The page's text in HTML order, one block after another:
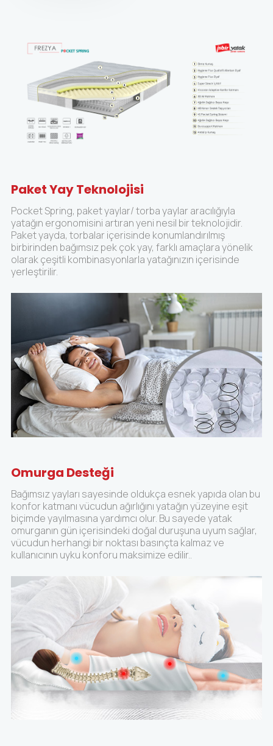
Paket Yay Teknolojisi
Pocket Spring, paket yaylar/ torba yaylar aracılığıyla
yatağın ergonomisini artıran yeni nesil bir teknolojidir.
Paket yayda, torbalar içerisinde konumlandırılmış
birbirinden bağımsız pek çok yay, farklı amaçlara yönelik
olarak çeşitli kombinasyonlarla yatağınızın içerisinde
yerleştirilir.
Omurga Desteği
Bağımsız yayları sayesinde oldukça esnek yapıda olan bu
konfor katmanı vücudun ağırlığını yatağın yüzeyine eşit
biçimde yayılmasına yardımcı olur. Bu sayede yatak
omurganın gün içerisindeki doğal duruşuna uyum sağlar,
vücudun herhangi bir noktası basınçta kalmaz ve
kullanıcının uyku konforu maksimize edilir..